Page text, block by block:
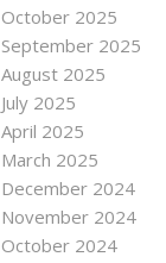
October 2025
September 2025
August 2025
July 2025
April 2025
March 2025
December 2024
November 2024
October 2024